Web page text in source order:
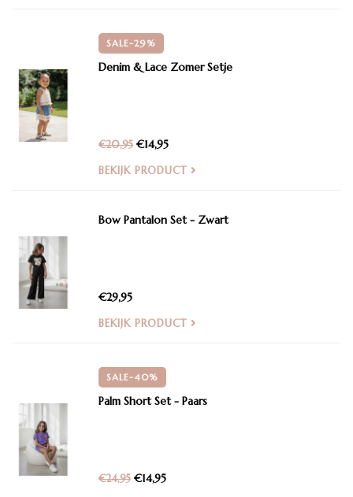
SALE-29%
Denim & Lace Zomer Setje
€20,95 €14,95
BEKIJK PRODUCT
Bow Pantalon Set - Zwart
€29,95
BEKIJK PRODUCT
SALE-40%
Palm Short Set - Paars
€24,95 €14,95